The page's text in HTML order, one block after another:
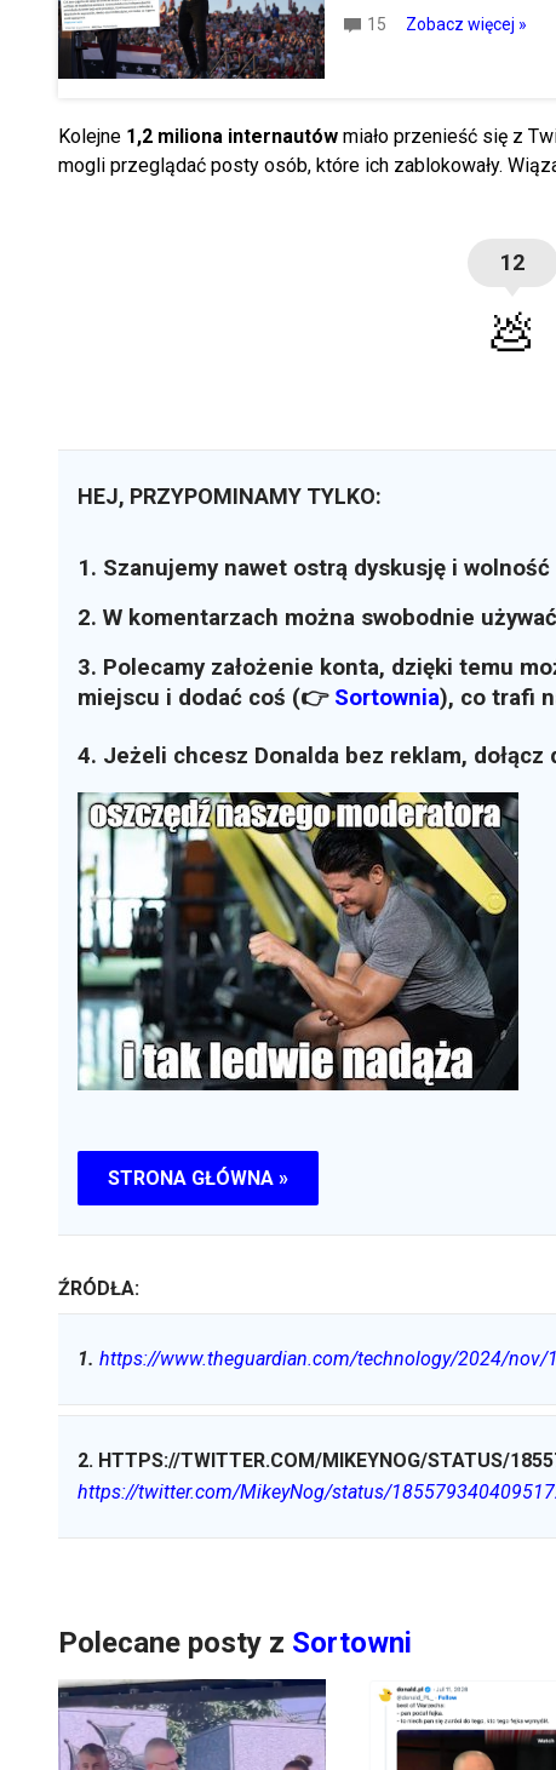
15 Zobacz więcej »
Kolejne 1,2 miliona internautów miało przenieść się z
mogli przeglądać posty osób, które ich zablokowały.
12
💩
HEJ, PRZYPOMINAMY TYLKO:
1. Szanujemy nawet ostrą dyskusję i
2. W komentarzach można swobodnie
3. Polecamy założenie konta, dzięki temu
miejscu i dodać coś (👉 Sortownia), co trafi
4. Jeżeli chcesz Donalda bez reklam, dołącz
STRONA GŁÓWNA »
ŹRÓDŁA:
1. https://www.theguardian.com/technology/2024/nov/
2. HTTPS://TWITTER.COM/MIKEYNOG/STATUS/
https://twitter.com/MikeyNog/status/
Polecane posty z Sortowni